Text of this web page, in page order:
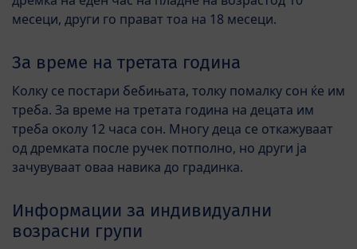
месеци, други го прават тоа на 18 месеци.
За време на третата година
Колку се постари бебињата, толку помалку сон ќе им
треба. За време на третата година на децата им
треба околу 12 часа сон. Многу деца се откажуваат
од дремката после ручек потполно, но други ја
зачувуваат оваа навика до градинка.
Информации за индивидуални
возрасни групи